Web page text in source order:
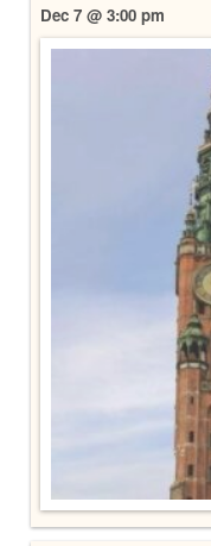
Dec 7 @ 3:00 pm